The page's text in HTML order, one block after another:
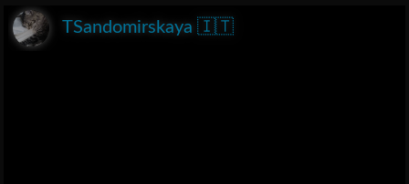
TSandomirskaya 🇮🇹